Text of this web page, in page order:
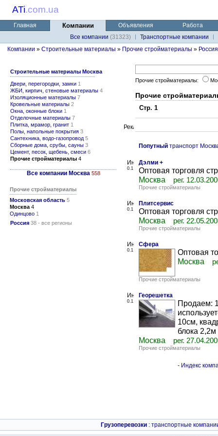
ATi.com.ua
Главная Компании Объявления
Работа
Все компании (31323)
Транспортные компании
Компании » Строительные материалы » Прочие стройматериалы » Россия
Строительные материалы Москва
Двери, перегородки, замки 1
ЖБИ, кирпич, стеновые материалы 4
Изоляционные материалы 7
Кровельные материалы 2
Окна, оконные блоки 1
Отделочные материалы 7
Плитка, мрамор, гранит 1
Полы, напольные покрытия 3
Сантехника, водо-газопровод 5
Сборные дома, срубы, сауны 3
Цемент, песок, щебень, смеси 6
Прочие стройматериалы 4
Все компании Москва 558
Прочие стройматериалы
Московская область 5
Москва 4
Одинцово 1
Россия 38 - все регионы
Прочие стройматериалы:
Прочие
Стр. 1
Попутный транспорт
0.1
Дэлми +
Оптовая торговля
Москва
рег.
Прочие стройматериалы
0.1
Плитсервис
Оптовая торговля
Москва
рег.
Прочие стройматериалы
0.1
Сфера
Оптовая
Москва
Прочие стройматериалы
0.1
Георешетка
Продаем:
10см,
блока 2,2м
Москва
рег.
Прочие стройматериалы
- Индекс
Грузоперевозки : транспортные